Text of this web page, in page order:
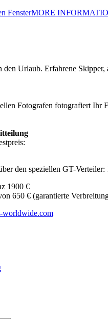
MORE
den Urlaub. Erfahrene
Fotografen fotografiert
den speziellen GT-
1900 €
650 € (garantierte
worldwide.com